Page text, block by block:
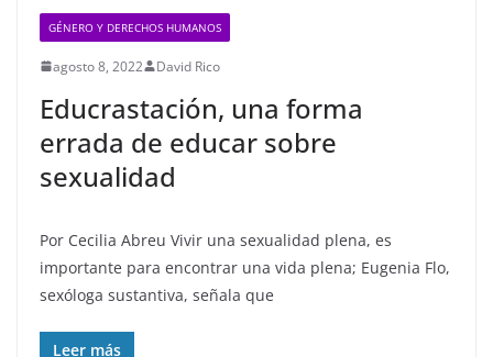
GÉNERO Y DERECHOS HUMANOS
agosto 8, 2022 David Rico
Educrastación, una forma
errada de educar sobre
sexualidad
Por Cecilia Abreu Vivir una sexualidad plena, es
importante para encontrar una vida plena; Eugenia Flo,
sexóloga sustantiva, señala que
Leer más